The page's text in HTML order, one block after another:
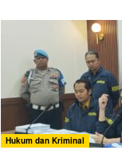
Hukum dan Kriminal